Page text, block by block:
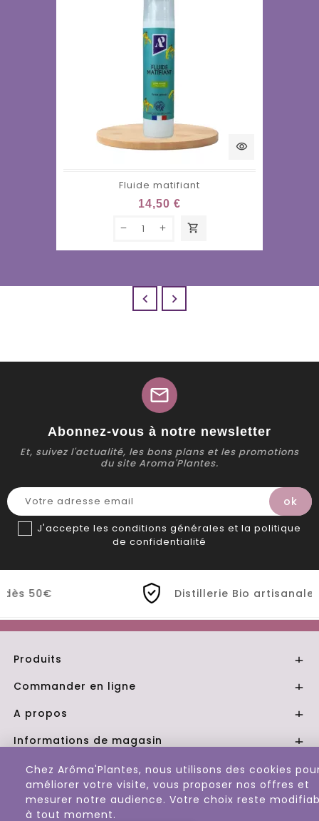
Chez Arôma'Plantes, nous utilisons des cookies
améliorer votre visite, vous proposer nos offres et
mesurer notre audience. Votre choix reste
à tout moment.
visibility
Fluide matifiant
14,50 €
shopping_cart
 
mail
Abonnez-vous à notre newsletter
Et, suivez l'actualité, les bons plans et les promotions
du site Aroma'Plantes.
J'accepte les conditions générales et la politique
de confidentialité
Distillerie Bio artisanale de Provence
Produits 
Commander en ligne 
A propos 
Informations de magasin 
© 2026 - Aroma Plantes